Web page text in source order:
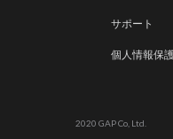
サポート
個人情報保
2020 GAP Co, Ltd.